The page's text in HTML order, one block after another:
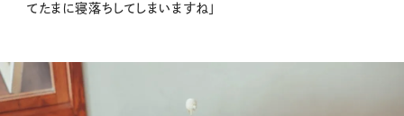
てたまに寝落ちしてしまいますね」